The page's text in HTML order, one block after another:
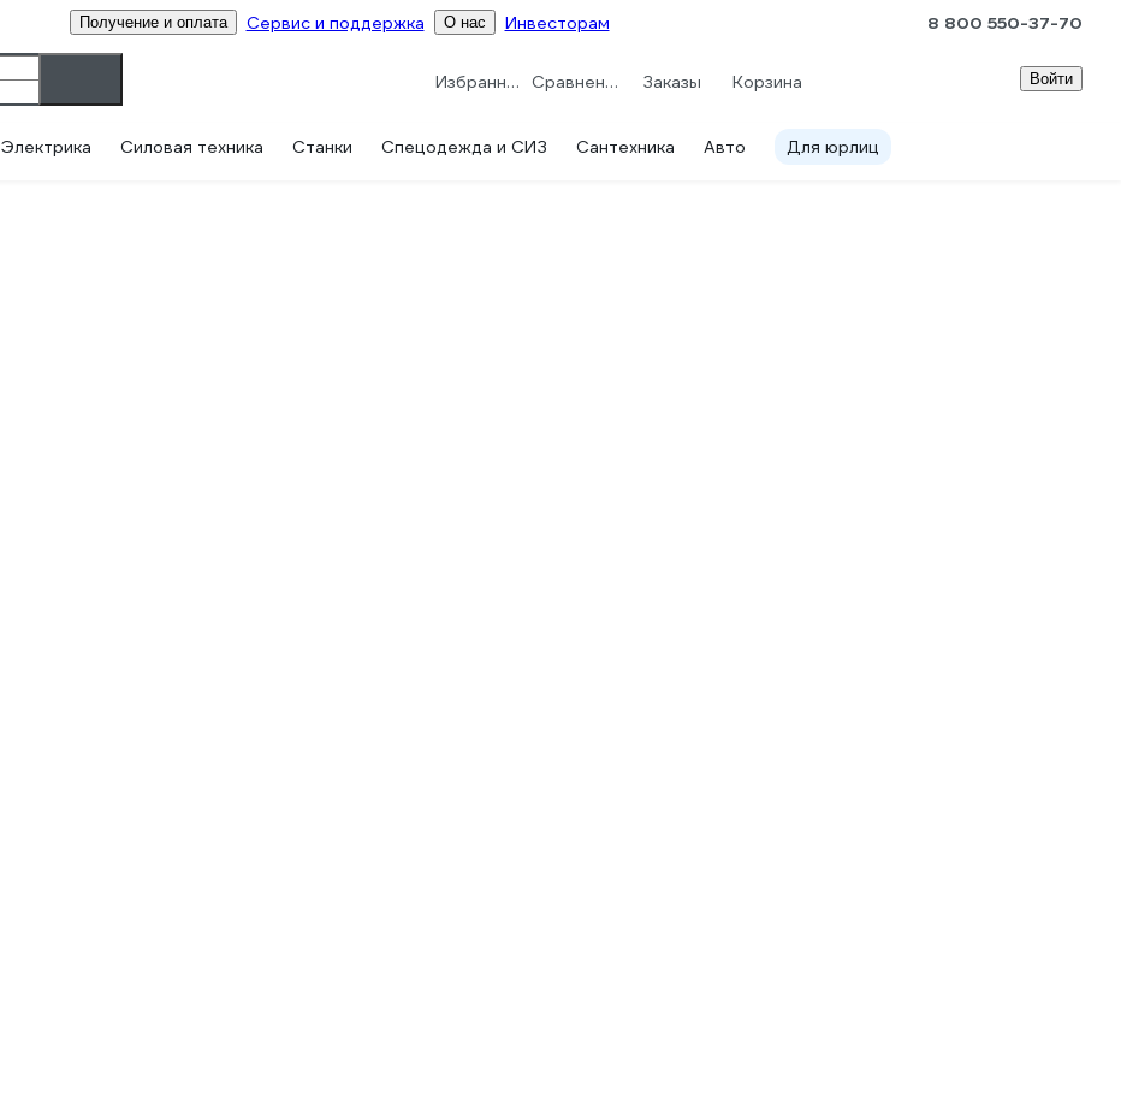
Получение и оплата Сервис и поддержка О нас Инвесторам 8 800 550-37-70
Избранное Сравнение Заказы Корзина Войти
Электрика Силовая техника Станки Спецодежда и СИЗ Сантехника Авто Для юрлиц